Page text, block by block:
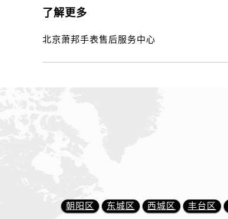
了解更多
北京萧邦手表售后服务中心
朝阳区 东城区 西城区 丰台区